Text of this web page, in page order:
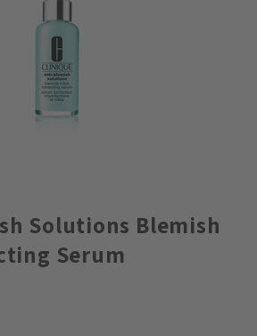
Solutions Blemish
Serum